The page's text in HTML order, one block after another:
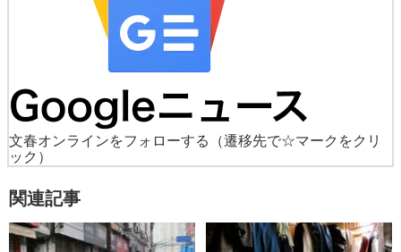
文春オンラインをフォローする
（遷移先で☆マークをクリ
ック）
関連記事